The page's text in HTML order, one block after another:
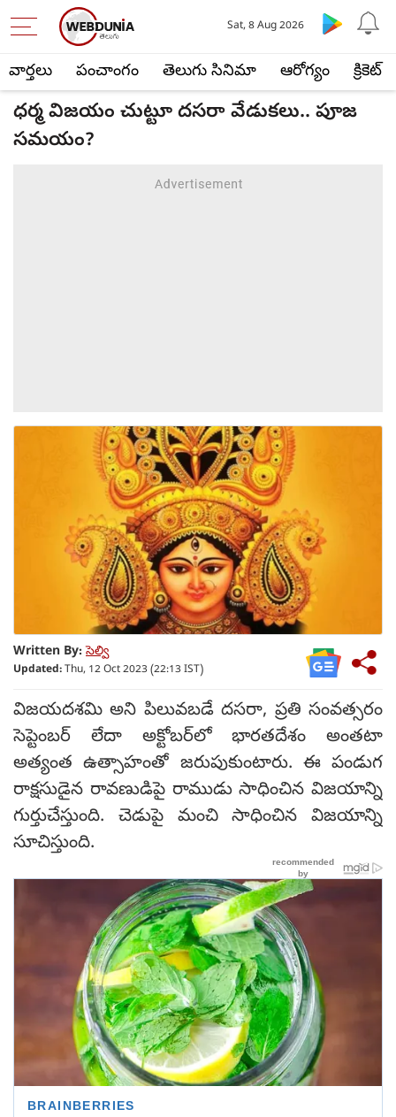
వార్తలు పంచాంగం తెలుగు సినిమా ఆరోగ్యం క్రికెట్
Sat, 8 Aug 2026
ధర్మ విజయం చుట్టూ దసరా వేడుకలు.. పూజ
సమయం?
Written By: సెల్వి
Updated:Thu, 12 Oct 2023 (22:13 IST)
విజయదశమి అని పిలువబడే దసరా, ప్రతి సంవత్సరం
సెప్టెంబర్ లేదా అక్టోబర్‌లో భారతదేశం అంతటా
అత్యంత ఉత్సాహంతో జరుపుకుంటారు. ఈ పండుగ
రాక్షసుడైన రావణుడిపై రాముడు సాధించిన విజయాన్ని
గుర్తుచేస్తుంది. చెడుపై మంచి సాధించిన విజయాన్ని
సూచిస్తుంది.